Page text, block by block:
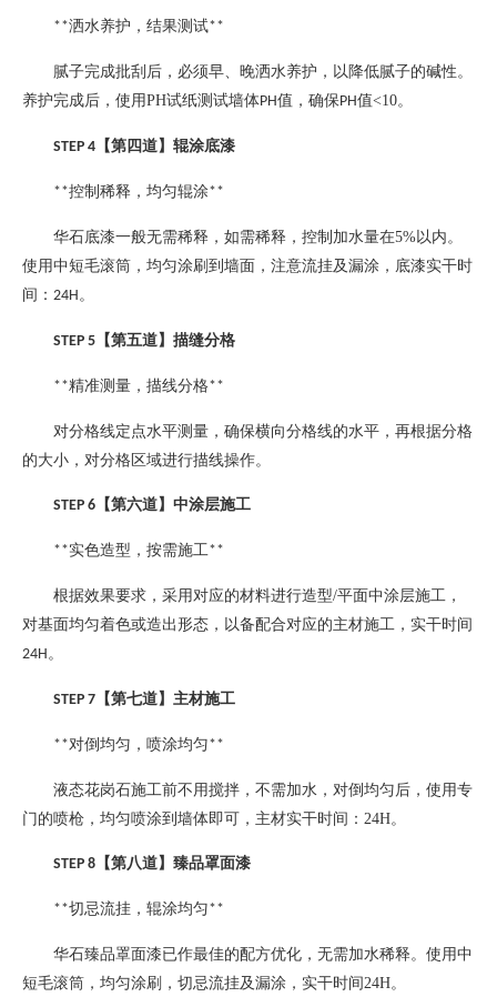
**洒水养护，结果测试**
腻子完成批刮后，必须早、晚洒水养护，以降低腻子的碱性。
养护完成后，使用PH试纸测试墙体PH值，确保PH值<10。
STEP 4 【第四道】辊涂底漆
**控制稀释，均匀辊涂**
华石底漆一般无需稀释，如需稀释，控制加水量在5%以内。
使用中短毛滚筒，均匀涂刷到墙面，注意流挂及漏涂，底漆实干时
间： 24H。
STEP 5 【第五道】描缝分格
**精准测量，描线分格**
对分格线定点水平测量，确保横向分格线的水平，再根据分格
的大小，对分格区域进行描线操作。
STEP 6 【第六道】中涂层施工
**实色造型，按需施工**
根据效果要求，采用对应的材料进行造型/平面中涂层施工，
对基面均匀着色或造出形态，以备配合对应的主材施工，实干时间
24H。
STEP 7 【第七道】主材施工
**对倒均匀，喷涂均匀**
液态花岗石施工前不用搅拌，不需加水，对倒均匀后，使用专
门的喷枪，均匀喷涂到墙体即可，主材实干时间： 24H。
STEP 8 【第八道】臻品罩面漆
**切忌流挂，辊涂均匀**
华石臻品罩面漆已作最佳的配方优化，无需加水稀释。使用中
短毛滚筒，均匀涂刷，切忌流挂及漏涂，实干时间24H。